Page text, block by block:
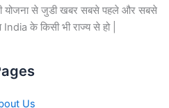
योजना से जुडी खबर सबसे पहले और सबसे
के किसी भी राज्य से हो |
Us